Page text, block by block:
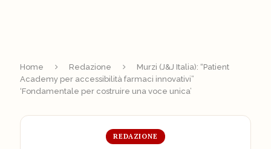
Home Redazione
Murzi (J&J Italia): “Patient
Academy per accessibilità farmaci innovativi”
‘Fondamentale per costruire una voce unica’
REDAZIONE